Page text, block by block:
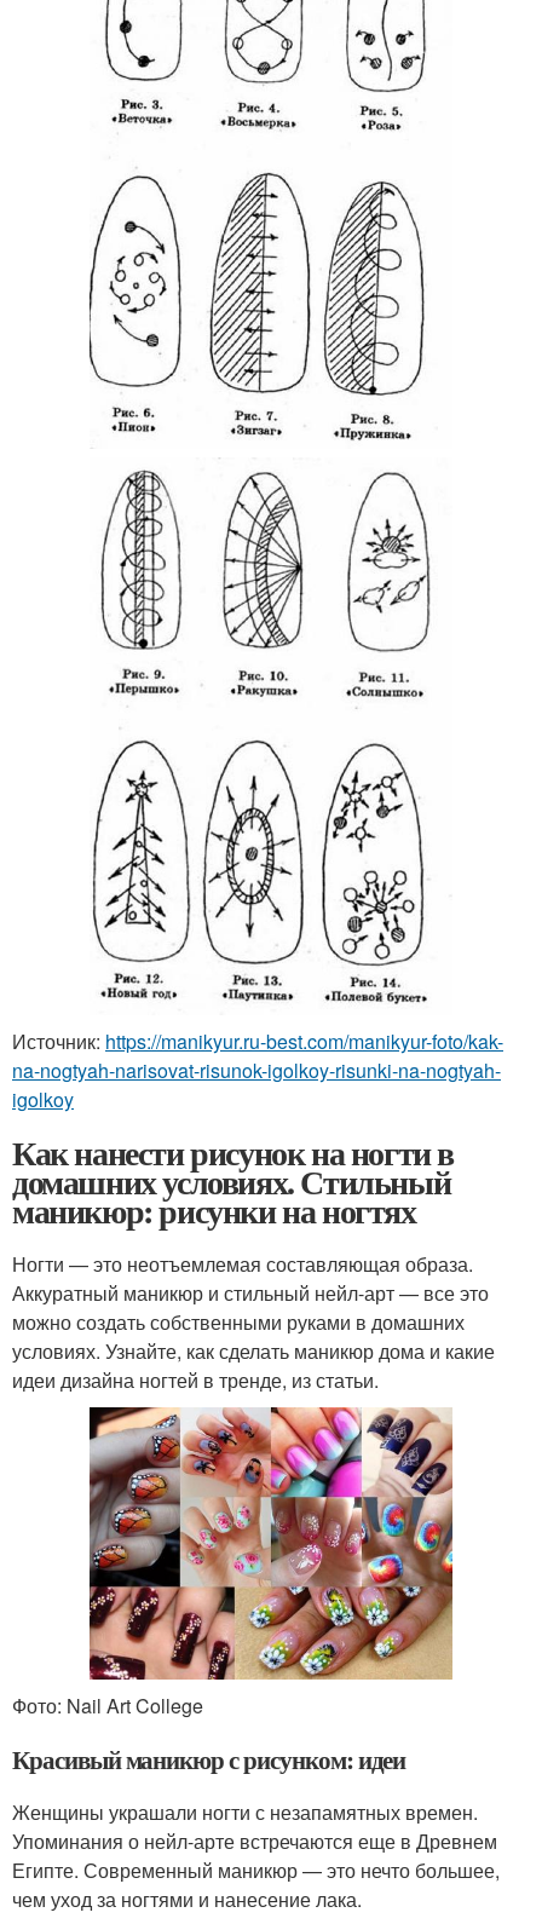
Источник: https://manikyur.ru-best.com/manikyur-foto/kak-
na-nogtyah-narisovat-risunok-igolkoy-risunki-na-nogtyah-
igolkoy
Как нанести рисунок на ногти в
домашних условиях. Стильный
маникюр: рисунки на ногтях
Ногти — это неотъемлемая составляющая образа.
Аккуратный маникюр и стильный нейл-арт — все это
можно создать собственными руками в домашних
условиях. Узнайте, как сделать маникюр дома и какие
идеи дизайна ногтей в тренде, из статьи.
Фото: Nail Art College
Красивый маникюр с рисунком: идеи
Женщины украшали ногти с незапамятных времен.
Упоминания о нейл-арте встречаются еще в Древнем
Египте. Современный маникюр — это нечто большее,
чем уход за ногтями и нанесение лака.